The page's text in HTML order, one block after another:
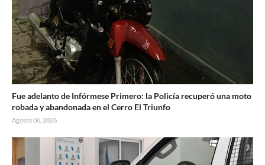
Fue adelanto de Infórmese Primero: la Policía recuperó una moto
robada y abandonada en el Cerro El Triunfo
Agosto 06, 2026